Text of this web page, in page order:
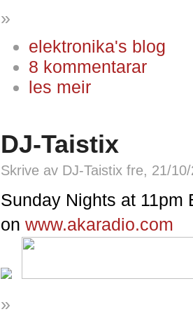
»
elektronika's blog
8 kommentarar
les meir
DJ-Taistix
Skrive av DJ-Taistix fre, 21/
Sunday Nights at 11pm
on www.akaradio.com
»